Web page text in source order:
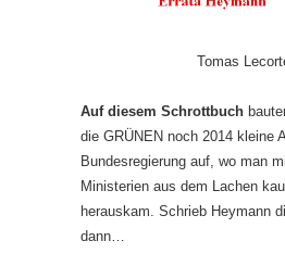
Tomas
Auf diesem Schrottbuch
die GRÜNEN noch 2014 kleine
Bundesregierung auf, wo man
Ministerien aus dem Lachen
herauskam. Schrieb Heymann
dann…